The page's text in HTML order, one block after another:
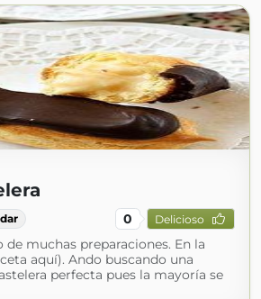
0 Delicioso
de muchas preparaciones. En la
aquí). Ando buscando una
perfecta pues la mayoría se